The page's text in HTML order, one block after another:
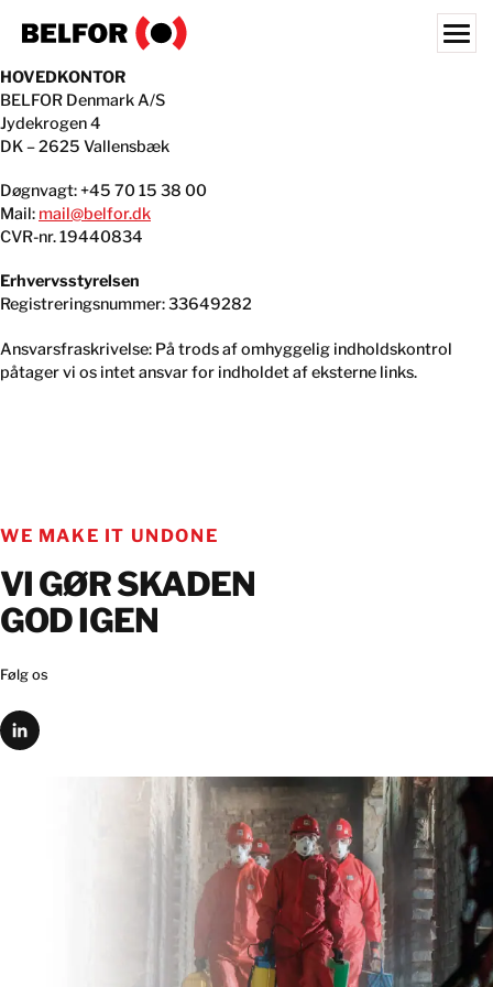
content
Search for:
VORES KUNDER
FORRETNINGSOMRÅDER
VIDENSBANK
OM OS
AFDELINGER
HOVEDKONTOR
BELFOR Denmark A/S
Jydekrogen 4
DK – 2625 Vallensbæk
Døgnvagt: +45 70 15 38 00
Mail: mail@belfor.dk
CVR-nr. 19440834
Erhvervsstyrelsen
Registreringsnummer: 33649282
Ansvarsfraskrivelse: På trods af omhyggelig indholdskontrol
påtager vi os intet ansvar for indholdet af eksterne links.
WE MAKE IT UNDONE
VI GØR SKADEN
GOD IGEN
Følg os